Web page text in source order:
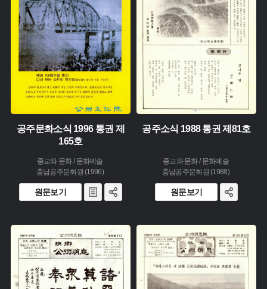
생산 :
소장 :
공주문화소식 1996 통권 제
165호
종교와 문화 / 문화예술
충남공주문화원 (1996)
원문보기
생산 :
소장 :
공주소식 1988 통권 제81호
종교와 문화 / 문화예술
충남공주문화원 (1988)
원문보기
주제 :
유형 :
생산 :
유형 :
생산 :